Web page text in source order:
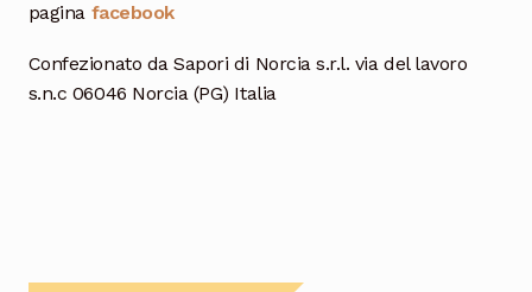
pagina facebook
Confezionato da Sapori di Norcia s.r.l. via del lavoro
s.n.c 06046 Norcia (PG) Italia